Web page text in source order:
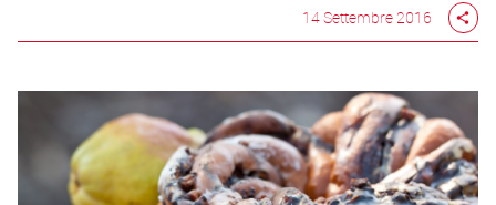
14 Settembre 2016 share